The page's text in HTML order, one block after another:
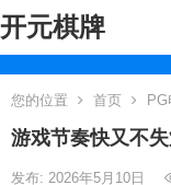
开元棋牌
您的位置 首页
游戏节奏快又不
发布: 2026年5月10日